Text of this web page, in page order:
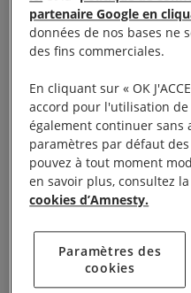
Unis et au Brésil.
au Yémen
Une
tardive
Il est étonnant qu’il ait
partenaire Google en
données de nos bases ne
des fins commerciales.
En cliquant sur « OK
accord pour l'utilisation de
également continuer sans
paramètres par défaut
pouvez à tout moment
en savoir plus, consultez la
cookies d’Amnesty.
Paramètres des
cookies